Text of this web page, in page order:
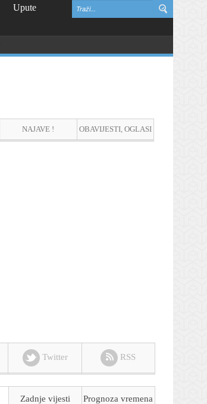
Upute
NAJAVE ! OBAVIJESTI, OGLASI
Twitter RSS
Zadnje vijesti Prognoza vremena